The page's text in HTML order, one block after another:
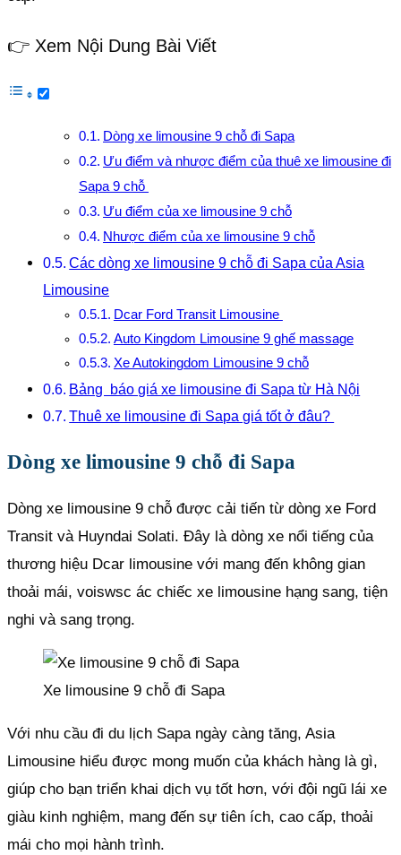
👉 Xem Nội Dung Bài Viết
Dòng xe limousine 9 chỗ đi Sapa
Ưu điểm và nhược điểm của thuê xe limousine đi
Sapa 9 chỗ
Ưu điểm của xe limousine 9 chỗ
Nhược điểm của xe limousine 9 chỗ
Các dòng xe limousine 9 chỗ đi Sapa của Asia
Limousine
Dcar Ford Transit Limousine
Auto Kingdom Limousine 9 ghế massage
Xe Autokingdom Limousine 9 chỗ
Bảng báo giá xe limousine đi Sapa từ Hà Nội
Thuê xe limousine đi Sapa giá tốt ở đâu?
Dòng xe limousine 9 chỗ đi Sapa
Dòng xe limousine 9 chỗ được cải tiến từ dòng xe Ford
Transit và Huyndai Solati. Đây là dòng xe nổi tiếng của
thương hiệu Dcar limousine với mang đến không gian
thoải mái, voiswsc ác chiếc xe limousine hạng sang, tiện
nghi và sang trọng.
Xe limousine 9 chỗ đi Sapa
Với nhu cầu đi du lịch Sapa ngày càng tăng, Asia
Limousine hiểu được mong muốn của khách hàng là gì,
giúp cho bạn triển khai dịch vụ tốt hơn, với đội ngũ lái xe
giàu kinh nghiệm, mang đến sự tiên ích, cao cấp, thoải
mái cho mọi hành trình.